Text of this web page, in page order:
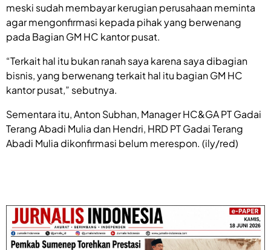
meski sudah membayar kerugian perusahaan meminta
agar mengonfirmasi kepada pihak yang berwenang
pada Bagian GM HC kantor pusat.
“Terkait hal itu bukan ranah saya karena saya dibagian
bisnis, yang berwenang terkait hal itu bagian GM HC
kantor pusat,” sebutnya.
Sementara itu, Anton Subhan, Manager HC&GA PT Gadai
Terang Abadi Mulia dan Hendri, HRD PT Gadai Terang
Abadi Mulia dikonfirmasi belum merespon. (ily/red)